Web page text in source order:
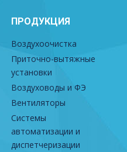
ПРОДУКЦИЯ
Воздухоочистка
Приточно-вытяжные
установки
Воздуховоды и ФЭ
Вентиляторы
Системы
автоматизации и
диспетчеризации